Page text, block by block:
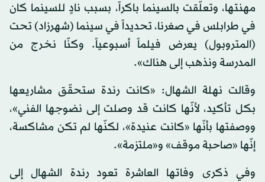
مهنتها، وتعلّقت بالسينما باكراً، بسبب نادٍ للسينما كان
في طرابلس في صغرنا، تحديداً في سينما (شهرزاد) تحت
(المتروبول) يعرض فيلماً أسبوعياً. وكنّا نخرج من
المدرسة ونذهب إلى هناك».
وقالت نهلة الشهال: «كانت رندة ستحقّق مشاريعها
بكل تأكيد، لأنّها كانت قد وصلت إلى نضوجها الفني»،
ووصفتها بأنّها «كانت عنيدة»، لكنّها لم تكن مشاكسة،
إنّها «صاحبة موقف» و«ملتزمة».
وفي ذكرى وفاتها العاشرة تعود رندة الشهال إلى